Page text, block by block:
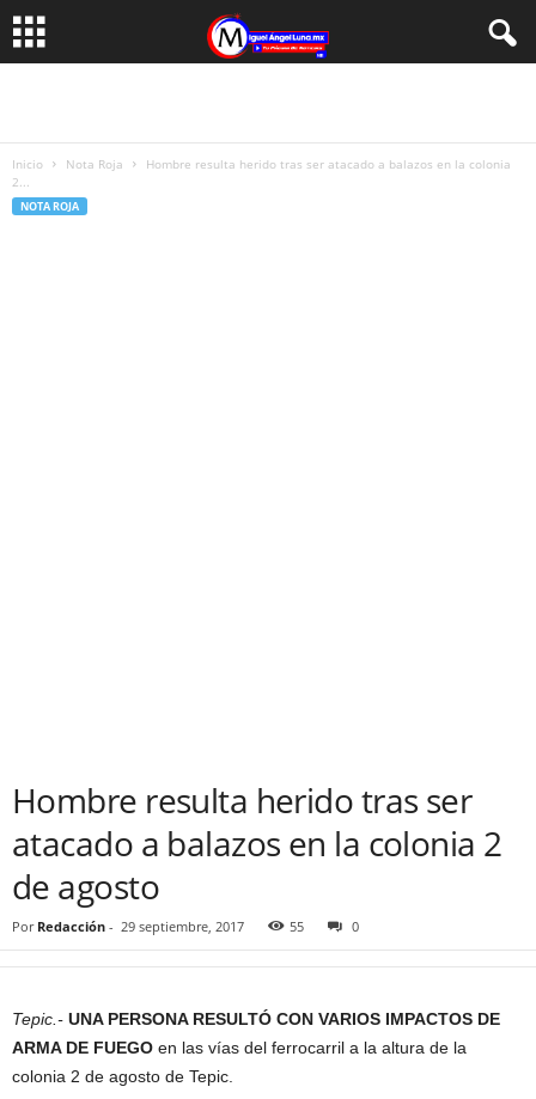
Inicio Nota Roja
Hombre resulta herido tras ser atacado a balazos en la colonia
2...
NOTA ROJA
Hombre resulta herido tras ser
atacado a balazos en la colonia 2
de agosto
Por Redacción - 29 septiembre, 2017 55 0
Tepic.- UNA PERSONA RESULTÓ CON VARIOS IMPACTOS DE
ARMA DE FUEGO en las vías del ferrocarril a la altura de la
colonia 2 de agosto de Tepic.